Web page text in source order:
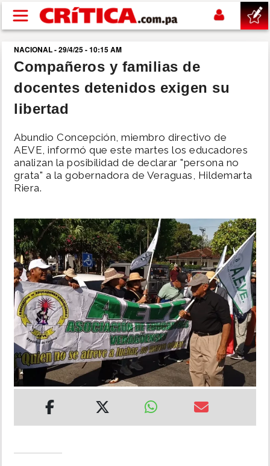
Pasar al contenido principal
buscar
SUCESOS
POLÍTICA
SHOW
DEPORTES
MUNDO
INSÓLITAS
MULTIMEDIA
IMPRESO
NACIONAL - 29/4/25 - 10:15 AM
Compañeros y familias de
docentes detenidos exigen su
libertad
Abundio Concepción, miembro directivo de
AEVE, informó que este martes los educadores
analizan la posibilidad de declarar "persona no
grata" a la gobernadora de Veraguas, Hildemarta
Riera.